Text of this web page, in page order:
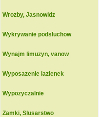
Wrozby, Jasnowidz
Wykrywanie podsluchow
Wynajm limuzyn, vanow
Wyposazenie lazienek
Wypozyczalnie
Zamki, Slusarstwo